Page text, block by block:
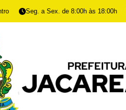
Seg. a Sex. de 8:00h às 18:00h